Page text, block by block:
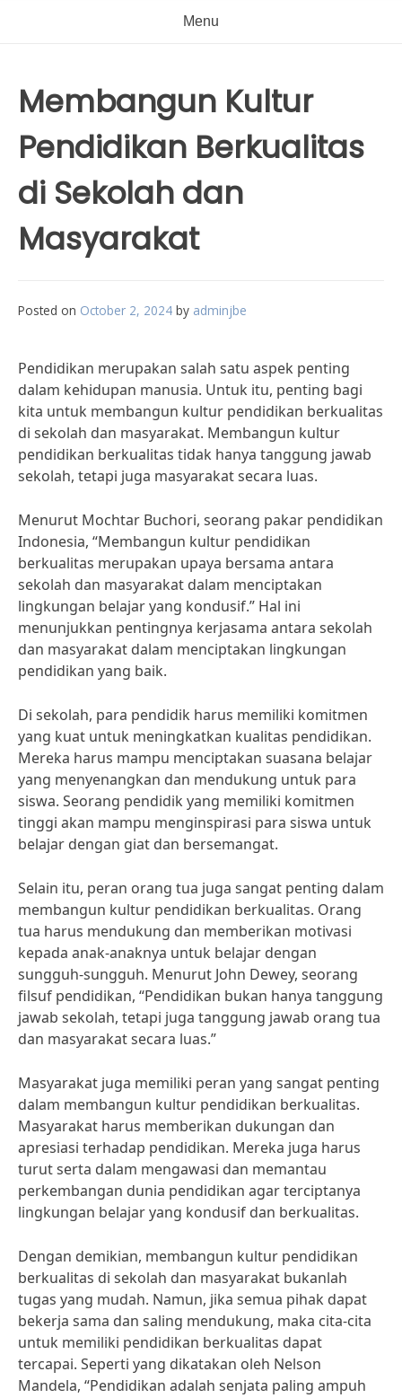
Menu
Membangun Kultur
Pendidikan Berkualitas
di Sekolah dan
Masyarakat
Posted on October 2, 2024 by adminjbe
Pendidikan merupakan salah satu aspek penting
dalam kehidupan manusia. Untuk itu, penting bagi
kita untuk membangun kultur pendidikan berkualitas
di sekolah dan masyarakat. Membangun kultur
pendidikan berkualitas tidak hanya tanggung jawab
sekolah, tetapi juga masyarakat secara luas.
Menurut Mochtar Buchori, seorang pakar pendidikan
Indonesia, “Membangun kultur pendidikan
berkualitas merupakan upaya bersama antara
sekolah dan masyarakat dalam menciptakan
lingkungan belajar yang kondusif.” Hal ini
menunjukkan pentingnya kerjasama antara sekolah
dan masyarakat dalam menciptakan lingkungan
pendidikan yang baik.
Di sekolah, para pendidik harus memiliki komitmen
yang kuat untuk meningkatkan kualitas pendidikan.
Mereka harus mampu menciptakan suasana belajar
yang menyenangkan dan mendukung untuk para
siswa. Seorang pendidik yang memiliki komitmen
tinggi akan mampu menginspirasi para siswa untuk
belajar dengan giat dan bersemangat.
Selain itu, peran orang tua juga sangat penting dalam
membangun kultur pendidikan berkualitas. Orang
tua harus mendukung dan memberikan motivasi
kepada anak-anaknya untuk belajar dengan
sungguh-sungguh. Menurut John Dewey, seorang
filsuf pendidikan, “Pendidikan bukan hanya tanggung
jawab sekolah, tetapi juga tanggung jawab orang tua
dan masyarakat secara luas.”
Masyarakat juga memiliki peran yang sangat penting
dalam membangun kultur pendidikan berkualitas.
Masyarakat harus memberikan dukungan dan
apresiasi terhadap pendidikan. Mereka juga harus
turut serta dalam mengawasi dan memantau
perkembangan dunia pendidikan agar terciptanya
lingkungan belajar yang kondusif dan berkualitas.
Dengan demikian, membangun kultur pendidikan
berkualitas di sekolah dan masyarakat bukanlah
tugas yang mudah. Namun, jika semua pihak dapat
bekerja sama dan saling mendukung, maka cita-cita
untuk memiliki pendidikan berkualitas dapat
tercapai. Seperti yang dikatakan oleh Nelson
Mandela, “Pendidikan adalah senjata paling ampuh